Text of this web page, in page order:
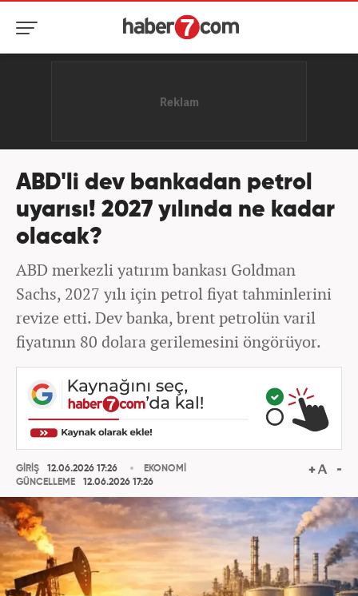
ABD'li dev bankadan petrol
uyarısı! 2027 yılında ne kadar
olacak?
ABD merkezli yatırım bankası Goldman
Sachs, 2027 yılı için petrol fiyat tahminlerini
revize etti. Dev banka, brent petrolün varil
fiyatının 80 dolara gerilemesini öngörüyor.
GİRİŞ
12.06.2026 17:26
GÜNCELLEME
12.06.2026 17:26
EKONOMİ